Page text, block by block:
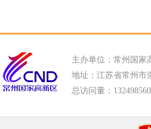
主办单位：常州国家
地址：江苏省常州市
总访问量：